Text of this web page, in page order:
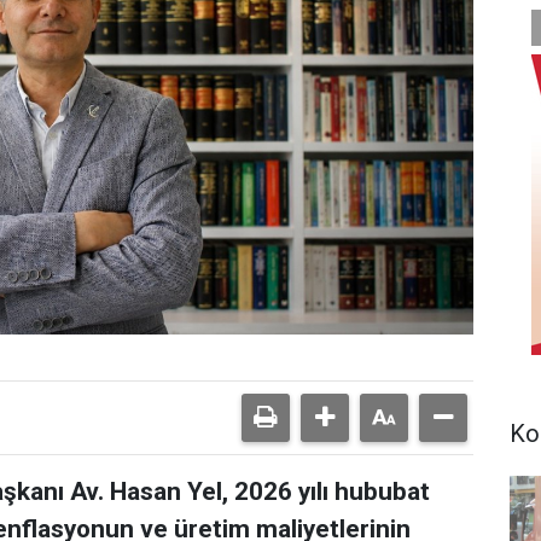
Av. Hasan Yel, 2026 yılı hububat
enflasyonun ve üretim maliyetlerinin